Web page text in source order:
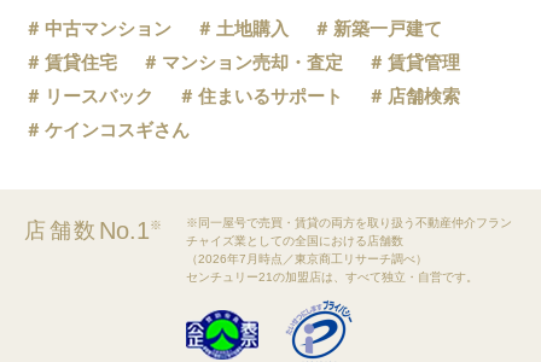
中古マンション
土地購入
新築一戸建て
賃貸住宅
マンション売却・査定
賃貸管理
リースバック
住まいるサポート
店舗検索
ケインコスギさん
店舗数 No.1※
※同一屋号で売買・賃貸の両方を取り扱う不動産仲介フラン
チャイズ業としての全国における店舗数
（2026年7月時点／東京商工リサーチ調べ）
センチュリー21の加盟店は、すべて独立・自営です。